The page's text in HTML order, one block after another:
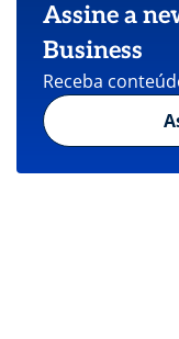
Assine a
Business
Receba